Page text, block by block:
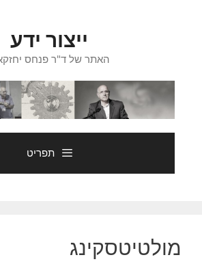
ייצור ידע
האתר של ד"ר פנחס
תפריט
מולטיטסקינג